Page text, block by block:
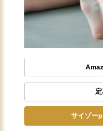
サイゾー